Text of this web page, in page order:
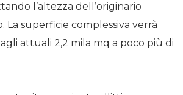
l’altezza dell’originario
La superficie complessiva verrà
attuali 2,2 mila mq a poco più di